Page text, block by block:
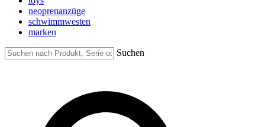
neoprenanzüge
schwimmwesten
marken
Suchen